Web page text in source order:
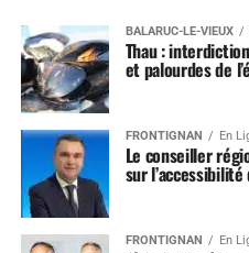
BALARUC-LE-VIEUX
Thau :
et palourdes de
FRONTIGNAN En
Le conseiller
sur
FRONTIGNAN En